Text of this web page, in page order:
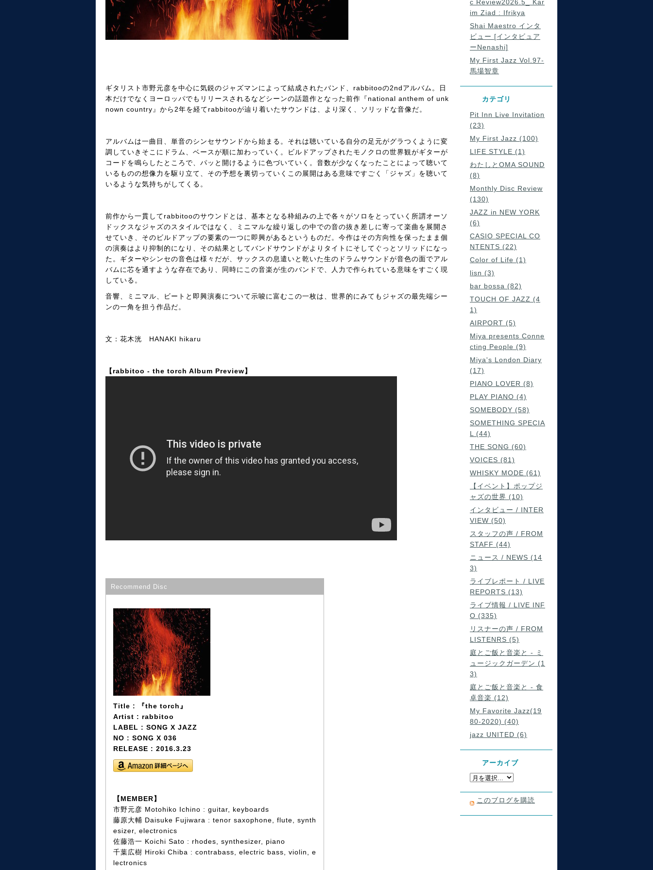
ギタリスト市野元彦を中心に気鋭のジャズマンによって結成されたバンド、rabbitooの2ndアルバム。日
本だけでなくヨーロッパでもリリースされるなどシーンの話題作となった前作『national anthem of unk
nown country』から2年を経てrabbitooが辿り着いたサウンドは、より深く、ソリッドな音像だ。
アルバムは一曲目、単音のシンセサウンドから始まる。それは聴いている自分の足元がグラつくように変
調していきそこにドラム、ベースが順に加わっていく。ビルドアップされたモノクロの世界観がギターが
コードを鳴らしたところで、パッと開けるように色づいていく。音数が少なくなったことによって聴いて
いるものの想像力を駆り立て、その予想を裏切っていくこの展開はある意味ですごく「ジャズ」を聴いて
いるような気持ちがしてくる。
前作から一貫してrabbitooのサウンドとは、基本となる枠組みの上で各々がソロをとっていく所謂オーソ
ドックスなジャズのスタイルではなく、ミニマルな繰り返しの中での音の抜き差しに寄って楽曲を展開さ
せていき、そのビルドアップの要素の一つに即興があるというものだ。今作はその方向性を保ったまま個
の演奏はより抑制的になり、その結果としてバンドサウンドがよりタイトにそしてぐっとソリッドになっ
た。ギターやシンセの音色は様々だが、サックスの息遣いと乾いた生のドラムサウンドが音色の面でアル
バムに芯を通すような存在であり、同時にこの音楽が生のバンドで、人力で作られている意味をすごく現
している。
音響、ミニマル、ビートと即興演奏について示唆に富むこの一枚は、世界的にみてもジャズの最先端シー
ンの一角を担う作品だ。
文：花木洸 HANAKI hikaru
【rabbitoo - the torch Album Preview】
Recommend Disc
Title : 『the torch』
Artist : rabbitoo
LABEL : SONG X JAZZ
NO : SONG X 036
RELEASE : 2016.3.23
【MEMBER】
市野元彦 Motohiko Ichino : guitar, keyboards
藤原大輔 Daisuke Fujiwara : tenor saxophone, flute, synth
esizer, electronics
佐藤浩一 Koichi Sato : rhodes, synthesizer, piano
千葉広樹 Hiroki Chiba : contrabass, electric bass, violin, e
lectronics
c Review2026.5_ Kar
im Ziad : Ifrikya
Shai Maestro インタ
ビュー [インタビュア
ーNenashi]
My First Jazz Vol.97-
馬場智章
カテゴリ
Pit Inn Live Invitation
(23)
My First Jazz (100)
LIFE STYLE (1)
わたしとOMA SOUND
(8)
Monthly Disc Review
(130)
JAZZ in NEW YORK
(6)
CASIO SPECIAL CO
NTENTS (22)
Color of Life (1)
lisn (3)
bar bossa (82)
TOUCH OF JAZZ (4
1)
AIRPORT (5)
Miya presents Conne
cting People (9)
Miya's London Diary
(17)
PIANO LOVER (8)
PLAY PIANO (4)
SOMEBODY (58)
SOMETHING SPECIA
L (44)
THE SONG (60)
VOICES (81)
WHISKY MODE (61)
【イベント】ポップジ
ャズの世界 (10)
インタビュー / INTER
VIEW (50)
スタッフの声 / FROM
STAFF (44)
ニュース / NEWS (14
3)
ライブレポート / LIVE
REPORTS (13)
ライブ情報 / LIVE INF
O (335)
リスナーの声 / FROM
LISTENRS (5)
庭とご飯と音楽と - ミ
ュージックガーデン (1
3)
庭とご飯と音楽と - 食
卓音楽 (12)
My Favorite Jazz(19
80-2020) (40)
jazz UNITED (6)
アーカイブ
このブログを購読